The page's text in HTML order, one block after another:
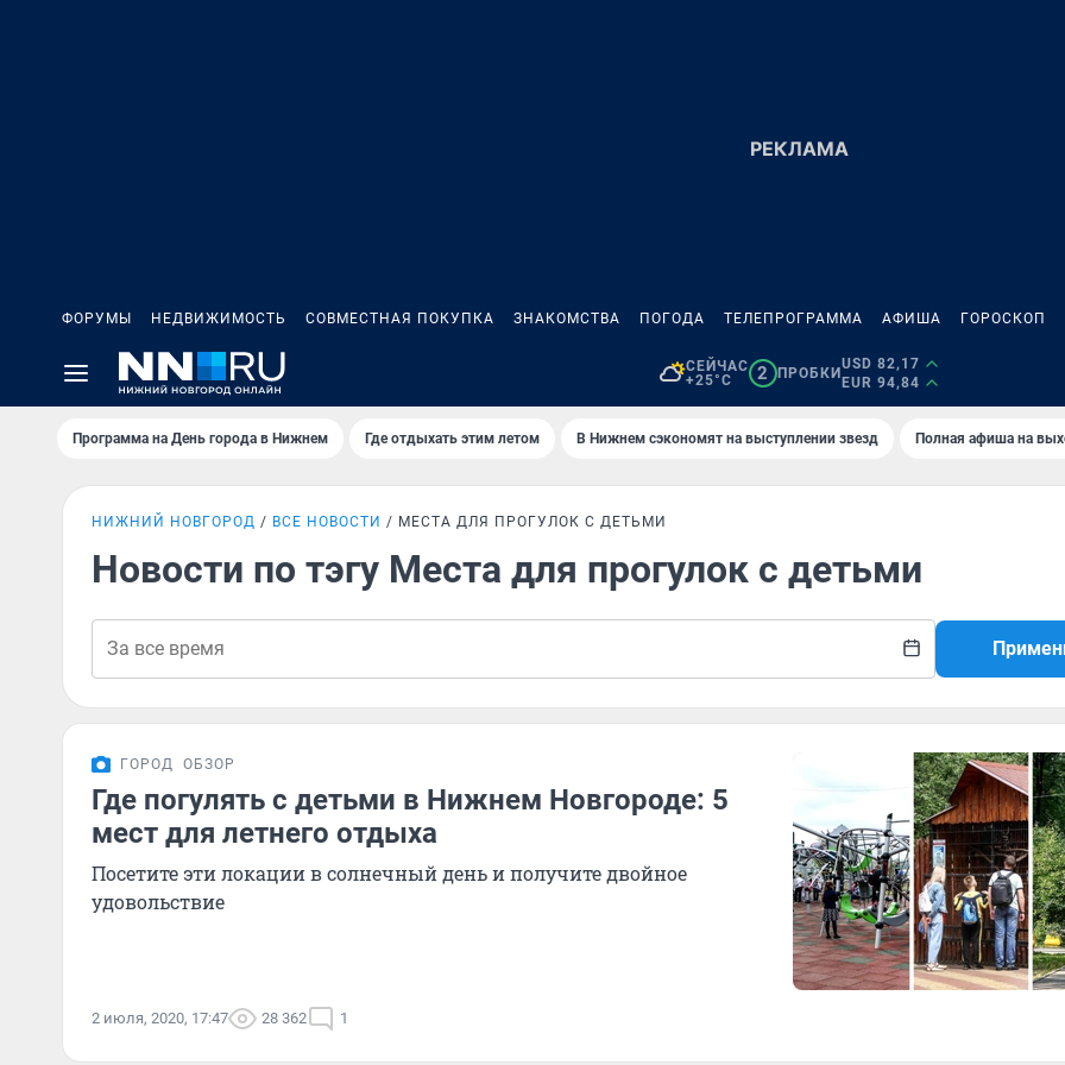
ФОРУМЫ НЕДВИЖИМОСТЬ СОВМЕСТНАЯ ПОКУПКА ЗНАКОМСТВА ПОГОДА ТЕЛЕПРОГРАММА АФИША ГОРОСКОП
СЕЙЧАС
+25°C
2 ПРОБКИ
USD 82,17
EUR 94,84
Программа на День города в Нижнем Где отдыхать этим летом В Нижнем сэкономят на выступлении звезд Полная афиша на
НИЖНИЙ НОВГОРОД ВСЕ НОВОСТИ МЕСТА ДЛЯ ПРОГУЛОК С ДЕТЬМИ
Новости по тэгу Места для прогулок с детьми
ГОРОД ОБЗОР
Где погулять с детьми в Нижнем Новгороде: 5
мест для летнего отдыха
Посетите эти локации в солнечный день и получите двойное
удовольствие
2 июля, 2020, 17:47 28 362 1